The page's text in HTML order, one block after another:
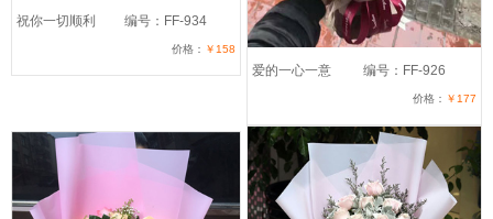
祝你一切顺利 编号：FF-934
价格： ￥158
爱的一心一意 编号：FF-926
价格： ￥177